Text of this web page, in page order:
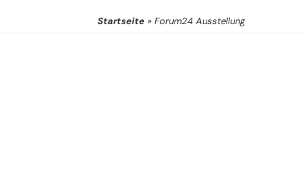
Startseite »Forum24 Ausstellung